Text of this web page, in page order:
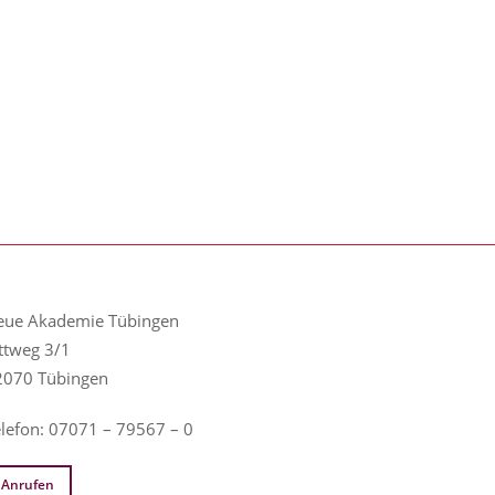
Akademie Tübingen
3/1
Tübingen
07071 – 79567 – 0
Anrufen